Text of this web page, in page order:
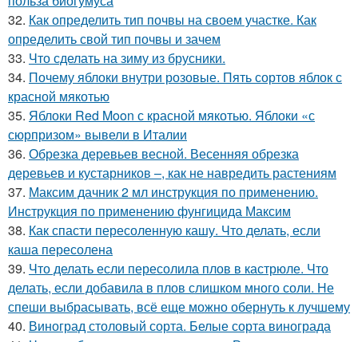
32. Как определить тип почвы на своем участке. Как
определить свой тип почвы и зачем
33. Что сделать на зиму из брусники.
34. Почему яблоки внутри розовые. Пять сортов яблок с
красной мякотью
35. Яблоки Red Moon с красной мякотью. Яблоки «с
сюрпризом» вывели в Италии
36. Обрезка деревьев весной. Весенняя обрезка
деревьев и кустарников –, как не навредить растениям
37. Максим дачник 2 мл инструкция по применению.
Инструкция по применению фунгицида Максим
38. Как спасти пересоленную кашу. Что делать, если
каша пересолена
39. Что делать если пересолила плов в кастрюле. Что
делать, если добавила в плов слишком много соли. Не
спеши выбрасывать, всё еще можно обернуть к лучшему
40. Виноград столовый сорта. Белые сорта винограда